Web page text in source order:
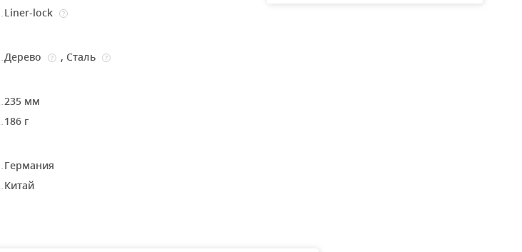
Liner-lock ?
Дерево ? ,Сталь ?
235 мм
186 г
Германия
Китай